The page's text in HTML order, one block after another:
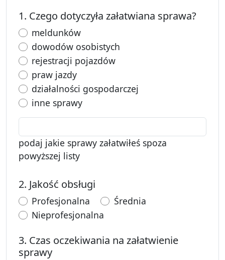
1. Czego dotyczyła załatwiana sprawa?
sprawa dotyczyła
meldunków
sprawa dotyczyła
dowodów osobistych
sprawa dotyczyła
rejestracji pojazdów
sprawa dotyczyła
praw jazdy
sprawa dotyczyła
działalności gospodarczej
sprawa dotyczyła
inne sprawy
podaj jakie sprawy załatwiłeś spoza
powyższej listyjeśli zaznaczyłeś inne sprawy
2. Jakość obsługi
jakość obsługi:
Profesjonalna jakość obsługi:
Średnia
jakość obsługi:
Nieprofesjonalna
3. Czas oczekiwania na załatwienie
sprawy